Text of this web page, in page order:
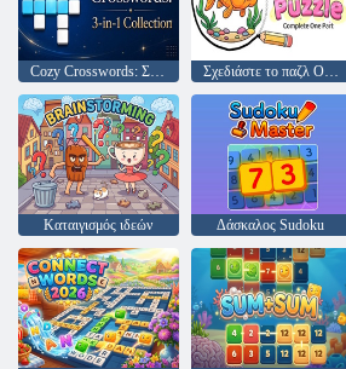
Σχεδιάστε το παζλ Ολοκληρωμένο ένα μέρος
Καταιγισμός ιδεών Δάσκαλος Sudoku